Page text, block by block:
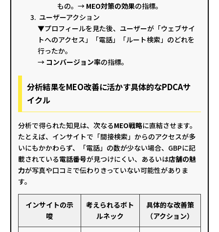
もの。→ MEO対策の効果の指標。
ユーザーアクション
▼プロフィールを見た後、ユーザーが「ウェブサイ
トへのアクセス」「電話」「ルート検索」のどれを
行ったか。
→ コンバージョン率の指標。
分析結果をMEO改善に活かす具体的なPDCAサ
イクル
分析で得られた知見は、次なるMEO戦略に直結させます。
たとえば、インサイトで「間接検索」からのアクセスが多
いにもかかわらず、「電話」の数が少ない場合、GBPに記
載されている電話番号が見つけにくい、あるいは店舗の魅
力が写真や口コミで伝わりきっていない可能性がありま
す。
インサイトの示
唆
考えられるボト
ルネック
具体的な改善策
（アクション）